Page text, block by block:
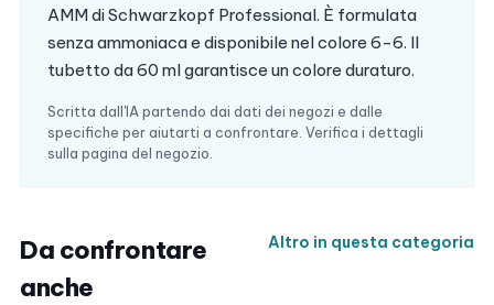
AMM di Schwarzkopf Professional. È formulata
senza ammoniaca e disponibile nel colore 6-6. Il
tubetto da 60 ml garantisce un colore duraturo.
Scritta dall'IA partendo dai dati dei negozi e dalle
specifiche per aiutarti a confrontare. Verifica i dettagli
sulla pagina del negozio.
Da confrontare
anche
Altro in questa categoria